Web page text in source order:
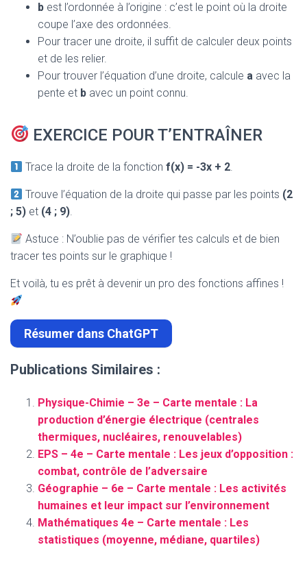
b est l’ordonnée à l’origine : c’est le point où la droite
coupe l’axe des ordonnées.
Pour tracer une droite, il suffit de calculer deux points
et de les relier.
Pour trouver l’équation d’une droite, calcule a avec la
pente et b avec un point connu.
EXERCICE POUR T’ENTRAÎNER
Trace la droite de la fonctionf(x) = -3x + 2.
Trouve l’équation de la droite qui passe par les points (2
; 5) et (4 ; 9).
Astuce : N’oublie pas de vérifier tes calculs et de bien
tracer tes points sur le graphique !
Et voilà, tu es prêt à devenir un pro des fonctions affines !
Résumer dans ChatGPT
Publications Similaires :
Physique-Chimie – 3e – Carte mentale : La
production d’énergie électrique (centrales
thermiques, nucléaires, renouvelables)
EPS – 4e – Carte mentale : Les jeux d’opposition :
combat, contrôle de l’adversaire
Géographie – 6e – Carte mentale : Les activités
humaines et leur impact sur l’environnement
Mathématiques 4e – Carte mentale : Les
statistiques (moyenne, médiane, quartiles)